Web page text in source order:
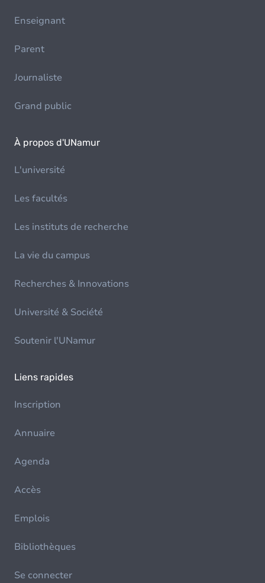
Enseignant
Parent
Journaliste
Grand public
À propos d'UNamur
L'université
Les facultés
Les instituts de recherche
La vie du campus
Recherches & Innovations
Université & Société
Soutenir l'UNamur
Liens rapides
Inscription
Annuaire
Agenda
Accès
Emplois
Bibliothèques
Se connecter